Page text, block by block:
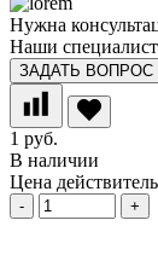
Нужна
Наши
ЗАДАТЬ ВОПРОС
1 руб.
В наличии
Цена
- +